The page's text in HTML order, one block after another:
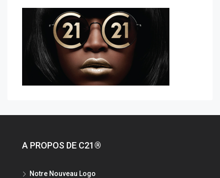
A PROPOS DE C21®
Notre Nouveau Logo